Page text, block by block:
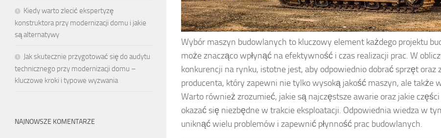
Wybór maszyn budowlanych to kluczowy element każdego projektu
może znacząco wpłynąć na efektywność i czas realizacji prac. W
konkurencji na rynku, istotne jest, aby odpowiednio dobrać sprzęt oraz
producenta, który zapewni nie tylko wysoką jakość maszyn, ale także
Warto również zrozumieć, jakie są najczęstsze awarie oraz jakie
okazać się niezbędne w trakcie eksploatacji. Odpowiednia wiedza w
uniknąć wielu problemów i zapewnić płynność prac budowlanych.
Kiedy warto zlecić ekspertyzę
konstruktora przy modernizacji domu i jakie
są alternatywy
Jak skutecznie przygotować się do audytu
technicznego przy modernizacji domu –
kluczowe kroki i typowe wyzwania
NAJNOWSZE KOMENTARZE